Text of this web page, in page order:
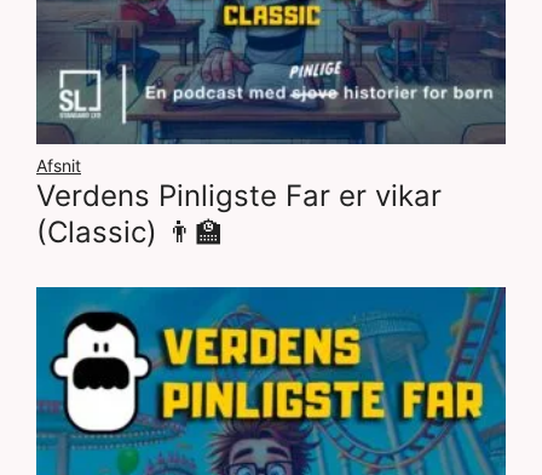
Afsnit
Verdens Pinligste Far er vikar
(Classic) 👨‍🏫